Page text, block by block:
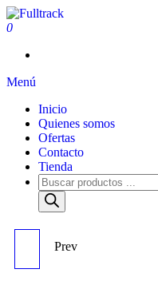
0
Menú
Inicio
Quienes somos
Ofertas
Contacto
Tienda
CONTACTOR SW200-859
Prev